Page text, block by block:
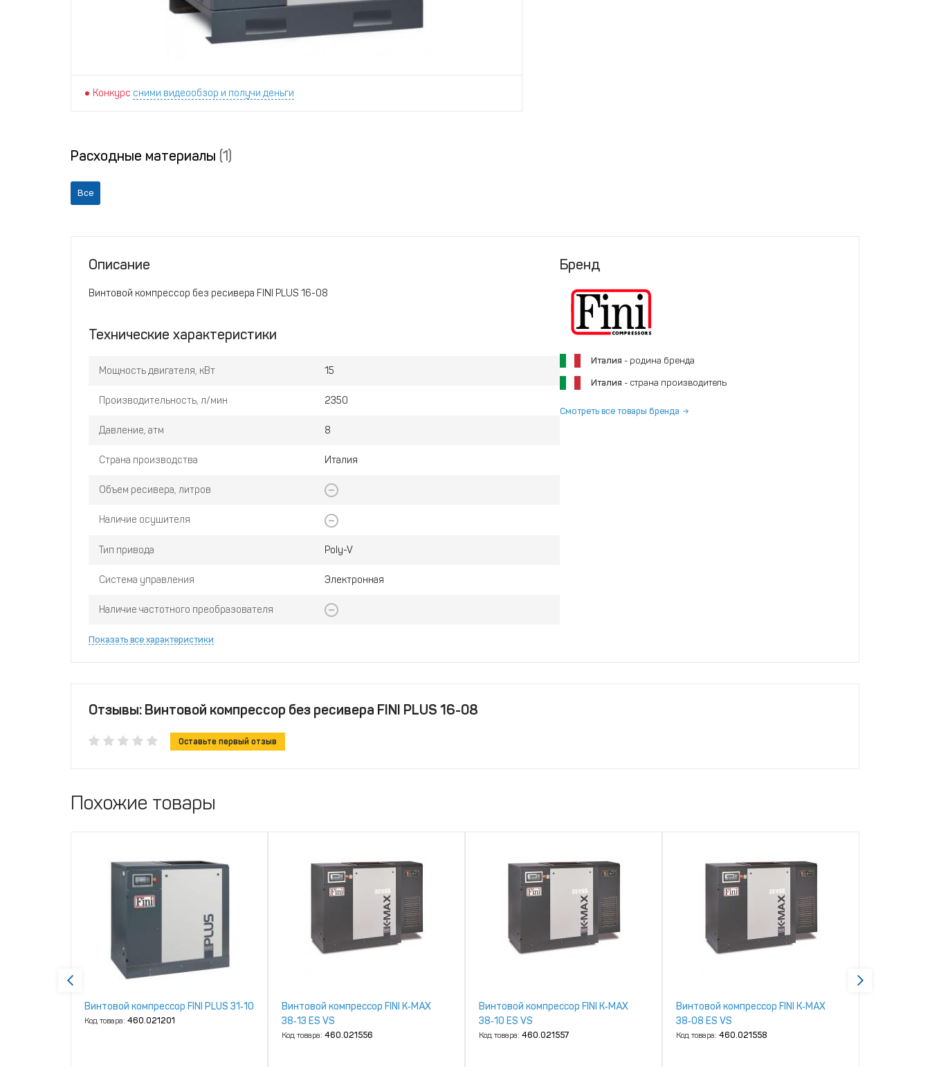
Конкурс сними видеообзор и получи деньги
Расходные материалы (1)
Все
Описание
Винтовой компрессор без ресивера FINI PLUS 16-08
Технические характеристики
Мощность двигателя, кВт 15
Производительность, л/мин 2350
Давление, атм 8
Страна производства Италия
Объем ресивера, литров
Наличие осушителя
Тип привода Poly-V
Система управления Электронная
Наличие частотного преобразователя
Показать все характеристики
Бренд
Италия - родина бренда
Италия - страна производитель
Смотреть все товары бренда
Отзывы: Винтовой компрессор без ресивера FINI PLUS 16-08
Оставьте первый отзыв
Похожие товары
Винтовой компрессор FINI PLUS 31‑10
Код товара: 460.021201
Винтовой компрессор FINI K‑MAX
38‑13 ES VS
Код товара: 460.021556
Винтовой компрессор FINI K‑MAX
38‑10 ES VS
Код товара: 460.021557
Винтовой компрессор FINI K‑MAX
38‑08 ES VS
Код товара: 460.021558